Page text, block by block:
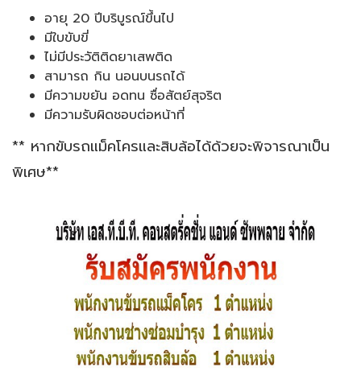
อายุ 20 ปีบริบูรณ์ขึ้นไป
มีใบขับขี่
ไม่มีประวัติติดยาเสพติด
สามารถ กิน นอนบนรถได้
มีความขยัน อดทน ซื่อสัตย์สุจริต
มีความรับผิดชอบต่อหน้าที่
** หากขับรถแม็คโครและสิบล้อได้ด้วยจะพิจารณาเป็น
พิเศษ**